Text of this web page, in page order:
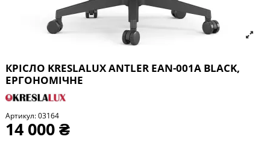
КРІСЛО KRESLALUX ANTLER EAN-001A BLACK,
ЕРГОНОМІЧНЕ
Артикул:03164
14 000 ₴